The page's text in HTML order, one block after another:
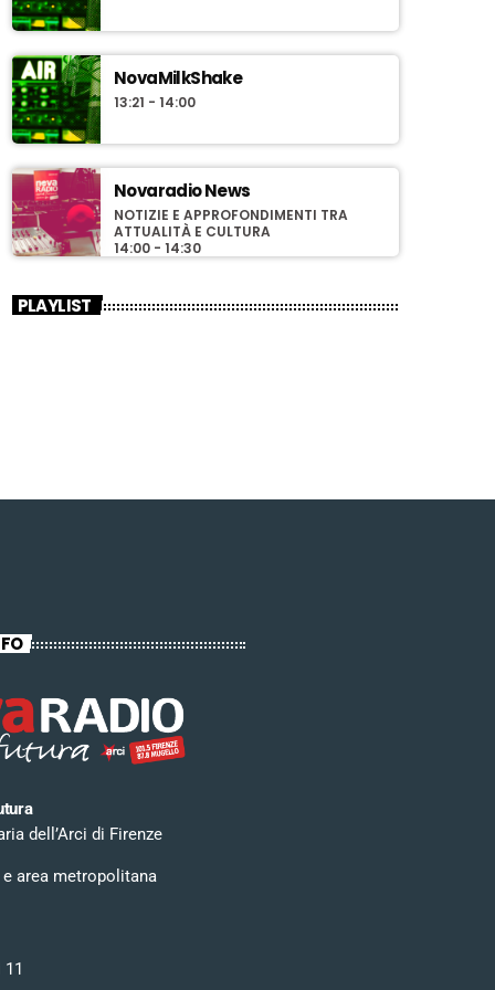
NovaMilkShake
13:21 - 14:00
Novaradio News
NOTIZIE E APPROFONDIMENTI TRA
ATTUALITÀ E CULTURA
14:00 - 14:30
PLAYLIST
dell’Arci di Firenze
e area metropolitana
11